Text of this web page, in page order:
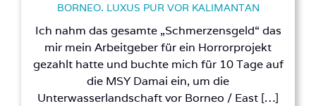
BORNEO. LUXUS PUR VOR KALIMANTAN
Ich nahm das gesamte „Schmerzensgeld“ das
mir mein Arbeitgeber für ein Horrorprojekt
gezahlt hatte und buchte mich für 10 Tage auf
die MSY Damai ein, um die
Unterwasserlandschaft vor Borneo / East […]